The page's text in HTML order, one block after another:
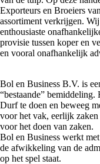
Exporteurs en Broeiers
assortiment verkrijgen.
enthousiaste
provisie tussen koper en
en vooral onafhankelijk
Bol en Business B.V. is
“bestaande”
Durf te doen en beweeg
voor het vak, eerlijk zaken
voor het doen van zaken.
Bol en Business werkt
de afwikkeling van de
op het spel staat.